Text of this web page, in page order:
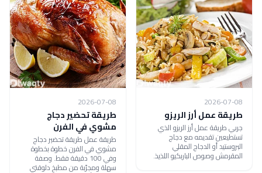
2026-07-08
طريقة عمل أرز الريزو
جربي طريقة عمل أرز الريزو الذي
تستطيعين تقديمه مع دجاج
البروستيد أو الدجاج المقلي
المقرمش وصوص الباربكيو اللذيذ.
2026-07-08
طريقة تحضير دجاج
مشوي في الفرن
طريقة عمل طريقة تحضير دجاج
مشوي في الفرن خطوة بخطوة
وفي 100 دقيقة فقط. وصفة
سهلة ومجرّبة من مطبخ دلوقتي